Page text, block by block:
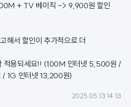
+ TV 베이직 -> 9,900원 할인
해서 할인이 추가적으로 더
적용되세요!! (100M 인터넷 5,500원 /
1G 인터넷 13,200원)
2025.05.13 14:13